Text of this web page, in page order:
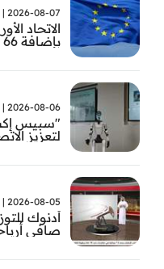
2026-08-07 | 12:07
بإضافة 66 قمراً
2026-08-06 | 12:25
لتعزيز
2026-08-05 | 12:15
صافي أرباح